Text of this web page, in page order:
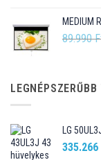
MEDIUM
89.990
LG
335.266